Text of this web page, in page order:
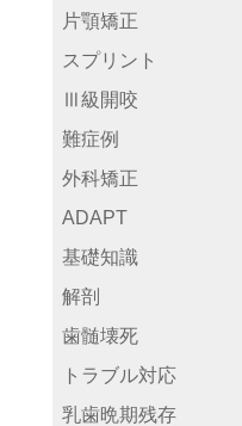
片顎矯正
スプリント
Ⅲ級開咬
難症例
外科矯正
ADAPT
基礎知識
解剖
歯髄壊死
トラブル対応
乳歯晩期残存